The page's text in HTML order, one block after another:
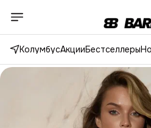
КолумбусАкцииБестселлеры